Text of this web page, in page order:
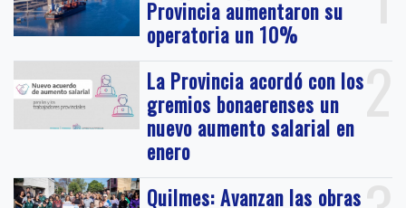
Provincia aumentaron su
operatoria un 10%
2
La Provincia acordó con los
gremios bonaerenses un
nuevo aumento salarial en
enero
Quilmes: Avanzan las obras